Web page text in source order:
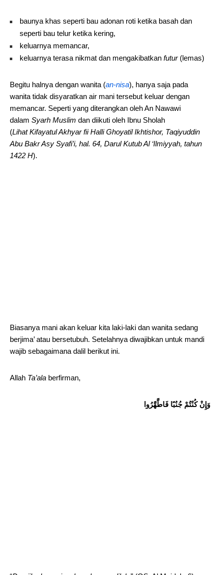
baunya khas seperti bau adonan roti ketika basah dan
seperti bau telur ketika kering,
keluarnya memancar,
keluarnya terasa nikmat dan mengakibatkan futur(lemas)
Begitu halnya dengan wanita (an-nisa), hanya saja pada
wanita tidak disyaratkan air mani tersebut keluar dengan
memancar. Seperti yang diterangkan oleh An Nawawi
dalam Syarh Muslim dan diikuti oleh Ibnu Sholah
(Lihat Kifayatul Akhyar fii Halli Ghoyatil Ikhtishor, Taqiyuddin
Abu Bakr Asy Syafi’i, hal. 64, Darul Kutub Al ‘Ilmiyyah, tahun
1422 H).
Biasanya mani akan keluar kita laki-laki dan wanita sedang
berjima’ atau bersetubuh. Setelahnya diwajibkan untuk mandi
wajib sebagaimana dalil berikut ini.
Allah Ta’ala berfirman,
وَإِنْ كُنْتُمْ جُنُبًا فَاطَّهَّرُوا